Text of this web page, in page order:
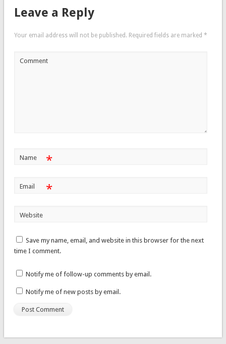
Leave a Reply
Your email address will not be published. Required fields are marked *
Comment
Name *
Email *
Website
Save my name, email, and website in this browser for the next
time I comment.
Notify me of follow-up comments by email.
Notify me of new posts by email.